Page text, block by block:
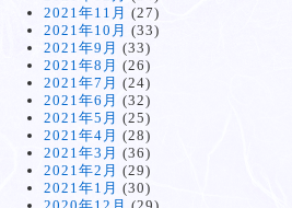
2021年11月 (27)
2021年10月 (33)
2021年9月 (33)
2021年8月 (26)
2021年7月 (24)
2021年6月 (32)
2021年5月 (25)
2021年4月 (28)
2021年3月 (36)
2021年2月 (29)
2021年1月 (30)